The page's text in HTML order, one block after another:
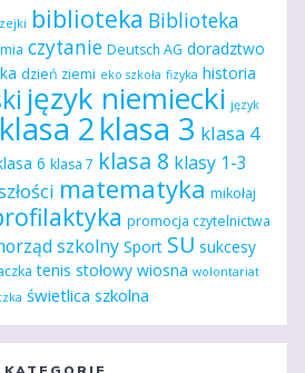
biblioteka Biblioteka
czytanie Deutsch AG doradztwo
dzień ziemi eko szkoła fizyka historia
język niemiecki język
klasa 2klasa 3 klasa 4
6 klasa 7 klasa 8 klasy 1-3
matematyka mikołaj
promocja czytelnictwa
szkolny Sport SU sukcesy
tenis stołowy wiosna wolontariat
świetlica szkolna